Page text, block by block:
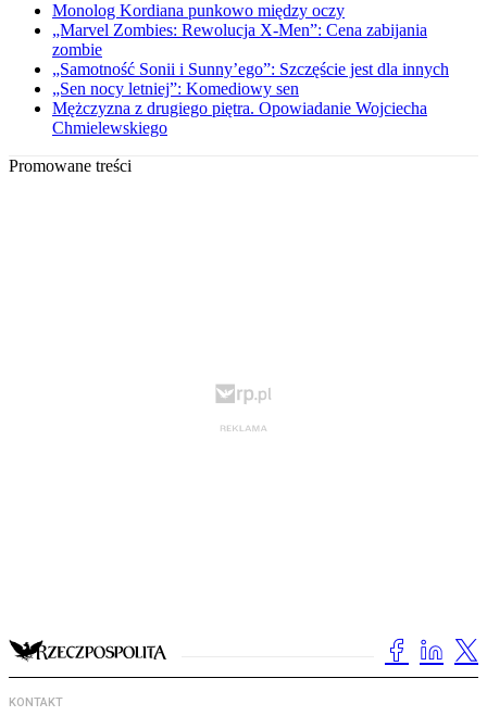
Monolog Kordiana punkowo między oczy
„Marvel Zombies: Rewolucja X-Men”: Cena zabijania
zombie
„Samotność Sonii i Sunny’ego”: Szczęście jest dla innych
„Sen nocy letniej”: Komediowy sen
Mężczyzna z drugiego piętra. Opowiadanie Wojciecha
Chmielewskiego
Promowane treści
KONTAKT